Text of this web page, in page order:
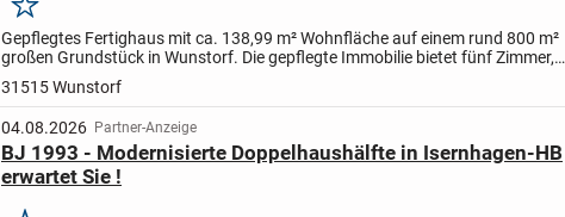
Merken
Gepflegtes Fertighaus mit ca. 138,99 m² Wohnfläche auf einem rund 800 m²
großen Grundstück in Wunstorf. Die gepflegte Immobilie bietet fünf Zimmer,
vier Schlafzimmer, drei Badezimmer, Gäste-WC, Kamin,...
31515 Wunstorf
04.08.2026 Partner-Anzeige
BJ 1993 - Modernisierte Doppelhaushälfte in Isernhagen-HB
erwartet Sie !